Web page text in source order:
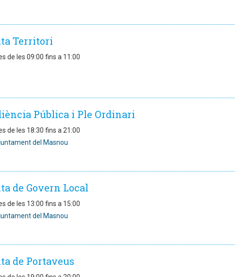
Territori
de les 09:00 fins a 11:00
Pública i Ple Ordinari
de les 18:30 fins a 21:00
del Masnou
de Govern Local
de les 13:00 fins a 15:00
del Masnou
de Portaveus